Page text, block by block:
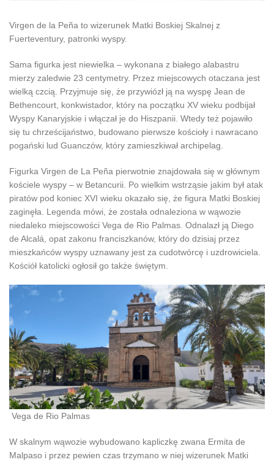
Virgen de la Peña to wizerunek Matki Boskiej Skalnej z
Fuerteventury, patronki wyspy.
Sama figurka jest niewielka – wykonana z białego alabastru
mierzy zaledwie 23 centymetry. Przez miejscowych otaczana jest
wielką czcią. Przyjmuje się, że przywiózł ją na wyspę Jean de
Bethencourt, konkwistador, który na początku XV wieku podbijał
Wyspy Kanaryjskie i włączał je do Hiszpanii. Wtedy też pojawiło
się tu chrześcijaństwo, budowano pierwsze kościoły i nawracano
pogański lud Guanczów, który zamieszkiwał archipelag.
Figurka Virgen de La Peña pierwotnie znajdowała się w głównym
kościele wyspy – w Betancurii. Po wielkim wstrząsie jakim był atak
piratów pod koniec XVI wieku okazało się, że figura Matki Boskiej
zaginęła. Legenda mówi, że została odnaleziona w wąwozie
niedaleko miejscowości Vega de Rio Palmas. Odnalazł ją Diego
de Alcalá, opat zakonu franciszkanów, który do dzisiaj przez
mieszkańców wyspy uznawany jest za cudotwórcę i uzdrowiciela.
Kościół katolicki ogłosił go także świętym.
Vega de Rio Palmas
W skalnym wąwozie wybudowano kapliczkę zwana Ermita de
Malpaso i przez pewien czas trzymano w niej wizerunek Matki